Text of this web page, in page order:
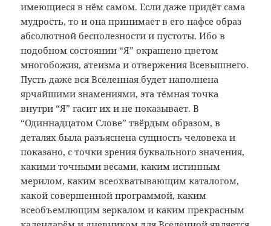
имеющиеся в нём самом. Если даже придёт сама
мудрость, то и она принимает в его нафсе образ
абсолютной бесполезности и пустоты. Ибо в
подобном состоянии “Я” окрашено цветом
многобожия, атеизма и отвержения Всевышнего.
Пусть даже вся Вселенная будет наполнена
ярчайшими знамениями, эта тёмная точка
внутри “Я” гасит их и не показывает. В
“Одиннадцатом Слове” твёрдым образом, в
деталях была разъяснена сущность человека и
показано, с точки зрения буквального значения,
какими точными весами, каким истинным
мерилом, каким всеохватывающим каталогом,
какой совершенной программой, каким
всеобъемлющим зеркалом и каким прекрасным